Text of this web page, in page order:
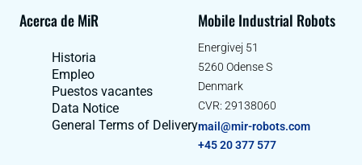
Acerca de MiR
Historia
Empleo
Puestos vacantes
Data Notice
General Terms of Delivery
Mobile Industrial Robots
Energivej 51
5260 Odense S
Denmark
CVR: 29138060
mail@mir-robots.com
+45 20 377 577